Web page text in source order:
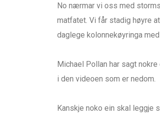
No nærmar vi oss med
matfatet. Vi får stadig høyre
daglege kolonnekøyringa
Michael Pollan har sagt
i den videoen som er nedom.
Kanskje noko ein skal leggje